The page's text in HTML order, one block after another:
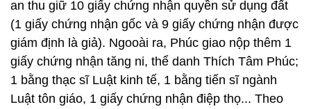
an thu giữ 10 giấy chứng nhận quyền sử dụng đất
(1 giấy chứng nhận gốc và 9 giấy chứng nhận được
giám định là giả). Ngooài ra, Phúc giao nộp thêm 1
giấy chứng nhận tăng ni, thể danh Thích Tâm Phúc;
1 bằng thạc sĩ Luật kinh tế, 1 bằng tiến sĩ ngành
Luật tôn giáo, 1 giấy chứng nhận điệp thọ... Theo